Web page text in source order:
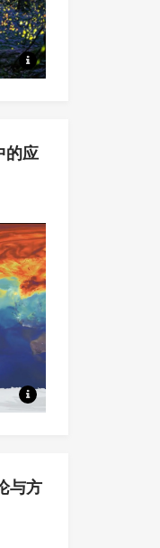
从同步到集群，从动力系统到
的应
本系列课程中，将从Koopman
与方